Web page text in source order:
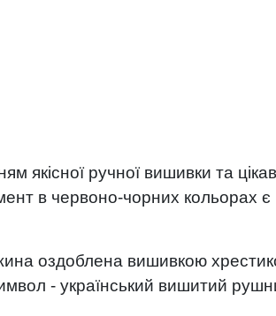
якісної ручної вишивки та
в червоно-чорних кольорах є
оздоблена вишивкою
- український вишитий